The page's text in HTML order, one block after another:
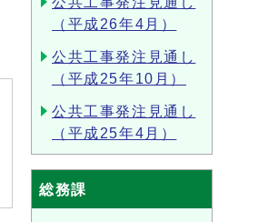
（平成26年4月）
公共工事発注見通し
（平成25年10月）
公共工事発注見通し
（平成25年4月）
総務課